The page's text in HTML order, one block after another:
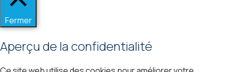
Fermer
Aperçu de la confidentialité